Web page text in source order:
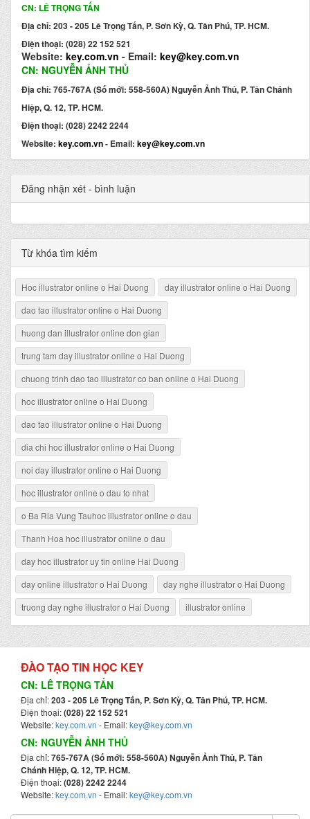
CN: LÊ TRỌNG TẤN
Địa chỉ: 203 - 205 Lê Trọng Tấn, P. Sơn Kỳ, Q. Tân Phú, TP. HCM.
Điện thoại: (028) 22 152 521
Website: key.com.vn - Email: key@key.com.vn
CN: NGUYỄN ẢNH THỦ
Địa chỉ: 765-767A (Số mới: 558-560A) Nguyễn Ảnh Thủ, P. Tân Chánh
Hiệp, Q. 12, TP. HCM.
Điện thoại: (028) 2242 2244
Website: key.com.vn- Email: key@key.com.vn
Đăng nhận xét - bình luận
Từ khóa tìm kiếm
Hoc illustrator online o Hai Duong
day illustrator online o Hai Duong
dao tao illustrator online o Hai Duong
huong dan illustrator online don gian
trung tam day illustrator online o Hai Duong
chuong trinh dao tao illustrator co ban online o Hai Duong
hoc illustrator online o Hai Duong
dao tao illustrator online o Hai Duong
dia chi hoc illustrator online o Hai Duong
noi day illustrator online o Hai Duong
hoc illustrator online o dau to nhat
o Ba Ria Vung Tauhoc illustrator online o dau
Thanh Hoa hoc illustrator online o dau
day hoc illustrator uy tin online Hai Duong
day online illustrator o Hai Duong
day nghe illustrator o Hai Duong
truong day nghe illustrator o Hai Duong
illustrator online
ĐÀO TẠO TIN HỌC KEY
CN: LÊ TRỌNG TẤN
Địa chỉ:203 - 205 Lê Trọng Tấn, P. Sơn Kỳ, Q. Tân Phú, TP. HCM.
Điện thoại:(028) 22 152 521
Website:key.com.vn - Email:key@key.com.vn
CN: NGUYỄN ẢNH THỦ
Địa chỉ:765-767A (Số mới: 558-560A) Nguyễn Ảnh Thủ, P. Tân
Chánh Hiệp, Q. 12, TP. HCM.
Điện thoại:(028) 2242 2244
Website:key.com.vn - Email:key@key.com.vn